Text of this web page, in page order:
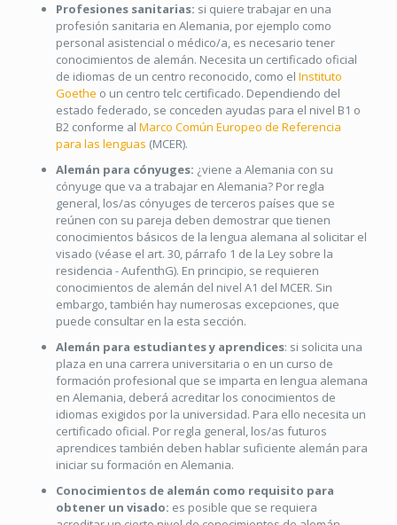
Profesiones sanitarias: si quiere trabajar en una
profesión sanitaria en Alemania, por ejemplo como
personal asistencial o médico/a, es necesario tener
conocimientos de alemán. Necesita un certificado oficial
de idiomas de un centro reconocido, como el Instituto
Goethe o un centro telc certificado. Dependiendo del
estado federado, se conceden ayudas para el nivel B1 o
B2 conforme al Marco Común Europeo de Referencia
para las lenguas (MCER).
Alemán para cónyuges: ¿viene a Alemania con su
cónyuge que va a trabajar en Alemania? Por regla
general, los/as cónyuges de terceros países que se
reúnen con su pareja deben demostrar que tienen
conocimientos básicos de la lengua alemana al solicitar el
visado (véase el art. 30, párrafo 1 de la Ley sobre la
residencia - AufenthG). En principio, se requieren
conocimientos de alemán del nivel A1 del MCER. Sin
embargo, también hay numerosas excepciones, que
puede consultar en la esta sección.
Alemán para estudiantes y aprendices: si solicita una
plaza en una carrera universitaria o en un curso de
formación profesional que se imparta en lengua alemana
en Alemania, deberá acreditar los conocimientos de
idiomas exigidos por la universidad. Para ello necesita un
certificado oficial. Por regla general, los/as futuros
aprendices también deben hablar suficiente alemán para
iniciar su formación en Alemania.
Conocimientos de alemán como requisito para
obtener un visado: es posible que se requiera